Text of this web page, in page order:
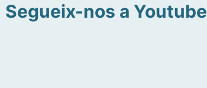
Segueix-nos a Youtube